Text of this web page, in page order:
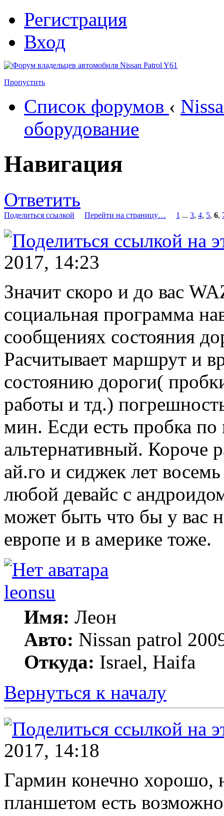
Регистрация
Вход
Пропустить
Список форумов ‹
оборудование
Навигация
Ответить
Поделиться ссылкой Перейти на страницу… 1 ... 3, 4, 5, 6,
2017, 14:23
Значит скоро и до вас
социальная программа
сообщениях состояния
Расчитывает маршрут и
состоянию дороги(
работы и тд.)
мин. Есди есть пробка по
альтернативный. Короче
ай.го и сиджек лет
любой девайс с
может быть что бы у вас
европе и в америке тоже.
leonsu
Имя: Леон
Авто: Nissan patrol
Откуда: Israel, Haifa
Вернуться к началу
2017, 14:18
Гармин конечно хорошо,
планшетом есть